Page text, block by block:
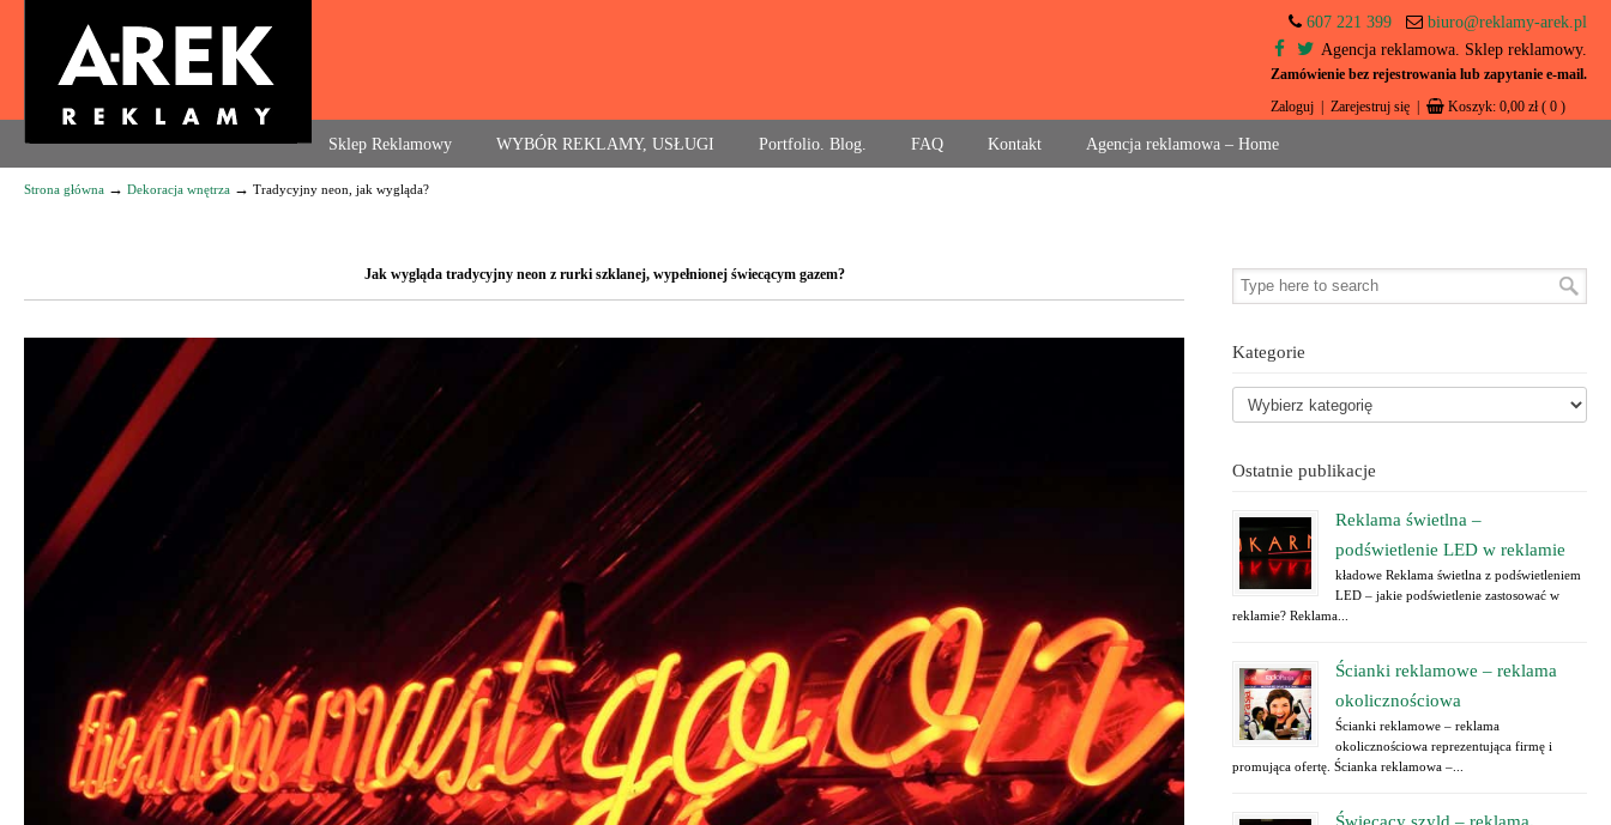
Agencja reklamowa. Reklama – usługi, druk
607 221 399
biuro@reklamy-arek.pl
Agencja reklamowa. Sklep reklamowy.
Zamówienie bez rejestrowania lub zapytanie e-mail.
Zaloguj Zarejestruj się Koszyk: 0,00 zł ( 0 )
Sklep Reklamowy WYBÓR REKLAMY, USŁUGI Portfolio. Blog. FAQ Kontakt Agencja reklamowa – Home
Navigation
Strona główna → Dekoracja wnętrza → Tradycyjny neon, jak wygląda?
Jak wygląda tradycyjny neon z rurki szklanej, wypełnionej świecącym gazem?
Kategorie
Ostatnie publikacje
Reklama świetlna –
podświetlenie LED w reklamie
kładowe Reklama świetlna z podświetleniem
LED – jakie podświetlenie zastosować w
reklamie? Reklama...
Ścianki reklamowe – reklama
okolicznościowa
Ścianki reklamowe – reklama
okolicznościowa reprezentująca firmę i
promująca ofertę. Ścianka reklamowa –...